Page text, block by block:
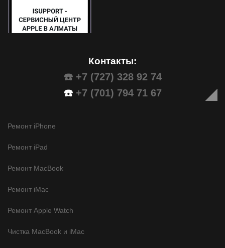
Контакты:
☎️ +7 (727) 328 92 74
☎️ +7 (701) 794 71 67
Ремонт iPhone
Ремонт iPad
Ремонт MacBook
Ремонт iMac
Ремонт Apple Watch
Чистка MacBook и iMac